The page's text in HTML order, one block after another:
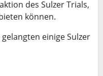
des Sulzer Trials,
können.
einige Sulzer